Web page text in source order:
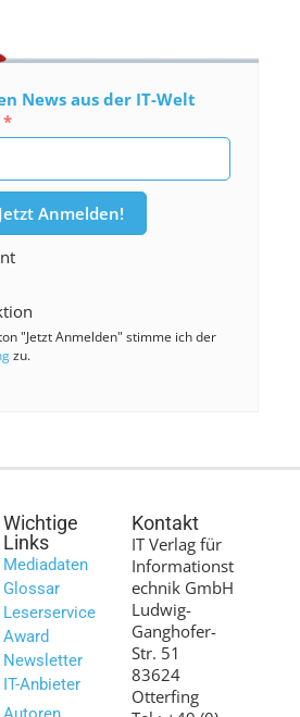
News aus der IT-Welt
Anmelden!
"Jetzt Anmelden" stimme ich der
zu.
Wichtige
Links
Mediadaten
Glossar
Leserservice
Award
Newsletter
IT-Anbieter
Kontakt
IT Verlag für
Informationst
echnik GmbH
Ludwig-
Ganghofer-
Str. 51
83624
Otterfing